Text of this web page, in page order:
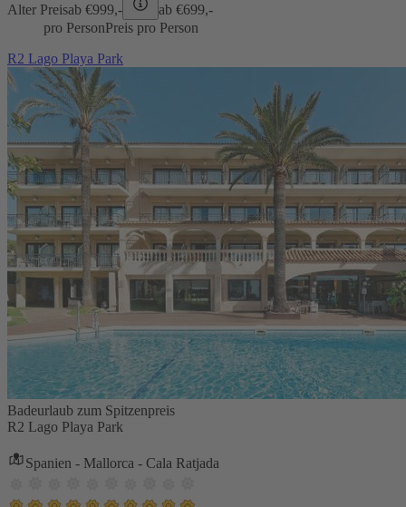
Alter Preisab €999,- ab €699,-
pro PersonPreis pro Person
R2 Lago Playa Park
Badeurlaub zum Spitzenpreis
R2 Lago Playa Park
Spanien - Mallorca - Cala Ratjada